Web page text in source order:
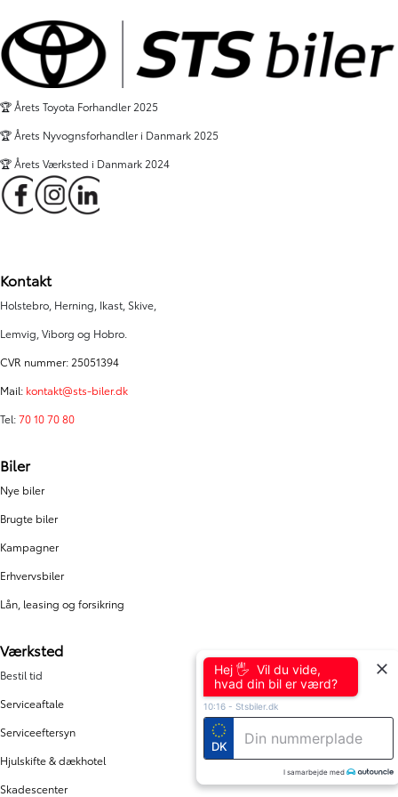
FINANSIERING
🏆 Årets Toyota Forhandler 2025
🏆 Årets Nyvognsforhandler i Danmark 2025
🏆 Årets Værksted i Danmark 2024
Kontakt
Holstebro, Herning, Ikast, Skive,
Lemvig, Viborg og Hobro.
CVR nummer: 25051394
Mail: kontakt@sts-biler.dk
Tel:70 10 70 80
Biler
Nye biler
Brugte biler
Kampagner
Erhvervsbiler
Lån, leasing og forsikring
Værksted
Bestil tid
Serviceaftale
Serviceeftersyn
Hjulskifte & dækhotel
Skadescenter
Hej 🖐 Vil du vide,
hvad din bil er værd?
10:16 - Stsbiler.dk
DK
I samarbejde med